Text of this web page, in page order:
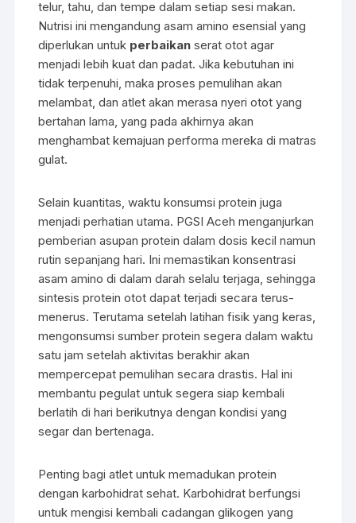
telur, tahu, dan tempe dalam setiap sesi makan.
Nutrisi ini mengandung asam amino esensial yang
diperlukan untuk perbaikan serat otot agar
menjadi lebih kuat dan padat. Jika kebutuhan ini
tidak terpenuhi, maka proses pemulihan akan
melambat, dan atlet akan merasa nyeri otot yang
bertahan lama, yang pada akhirnya akan
menghambat kemajuan performa mereka di matras
gulat.
Selain kuantitas, waktu konsumsi protein juga
menjadi perhatian utama. PGSI Aceh menganjurkan
pemberian asupan protein dalam dosis kecil namun
rutin sepanjang hari. Ini memastikan konsentrasi
asam amino di dalam darah selalu terjaga, sehingga
sintesis protein otot dapat terjadi secara terus-
menerus. Terutama setelah latihan fisik yang keras,
mengonsumsi sumber protein segera dalam waktu
satu jam setelah aktivitas berakhir akan
mempercepat pemulihan secara drastis. Hal ini
membantu pegulat untuk segera siap kembali
berlatih di hari berikutnya dengan kondisi yang
segar dan bertenaga.
Penting bagi atlet untuk memadukan protein
dengan karbohidrat sehat. Karbohidrat berfungsi
untuk mengisi kembali cadangan glikogen yang